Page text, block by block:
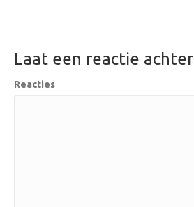
Laat een reactie achter
Reacties